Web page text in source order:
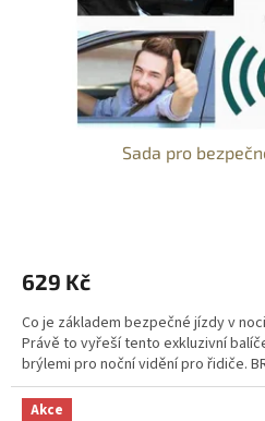
Sada pro
629 Kč
Co je základem bezpečné jízdy v
Právě to vyřeší tento exkluzivní
brýlemi pro noční vidění pro řidiče.
Akce